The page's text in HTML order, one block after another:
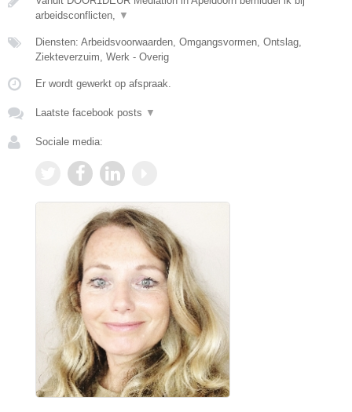
arbeidsconflicten,
▼
Diensten: Arbeidsvoorwaarden, Omgangsvormen, Ontslag,
Ziekteverzuim, Werk - Overig
Er wordt gewerkt op afspraak.
Laatste facebook posts ▼
Sociale media: